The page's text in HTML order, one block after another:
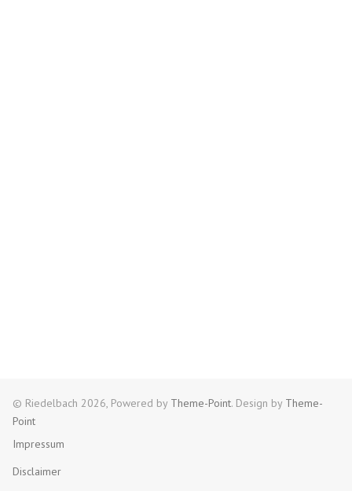
© Riedelbach 2026, Powered by Theme-Point. Design by Theme-
Point
Impressum
Disclaimer